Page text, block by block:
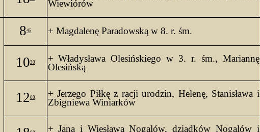
Wiewiórów
845 + Magdalenę Paradowską w 8. r. śm.
1030 + Władysława Olesińskiego w 3. r. śm., Mariannę
Olesińską
1200
+ Jerzego Piłkę z racji urodzin, Helenę, Stanisława i
Zbigniewa Winiarków
+ Jana i Wiesława Nogalów, dziadków Nogalów i